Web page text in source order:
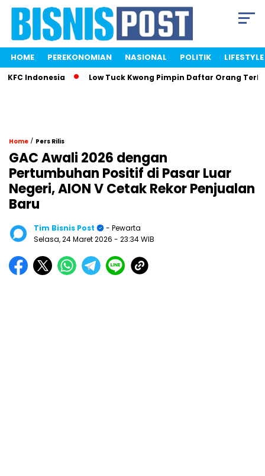
HOME PEREKONOMIAN NASIONAL POLITIK LIFESTYLE
Indonesia Low Tuck Kwong Pimpin Daftar Orang
Home / Pers Rilis
GAC Awali 2026 dengan
Pertumbuhan Positif di Pasar Luar
Negeri, AION V Cetak Rekor Penjualan
Baru
Tim Bisnis Post
- Pewarta
Selasa, 24 Maret 2026 - 23:34 WIB